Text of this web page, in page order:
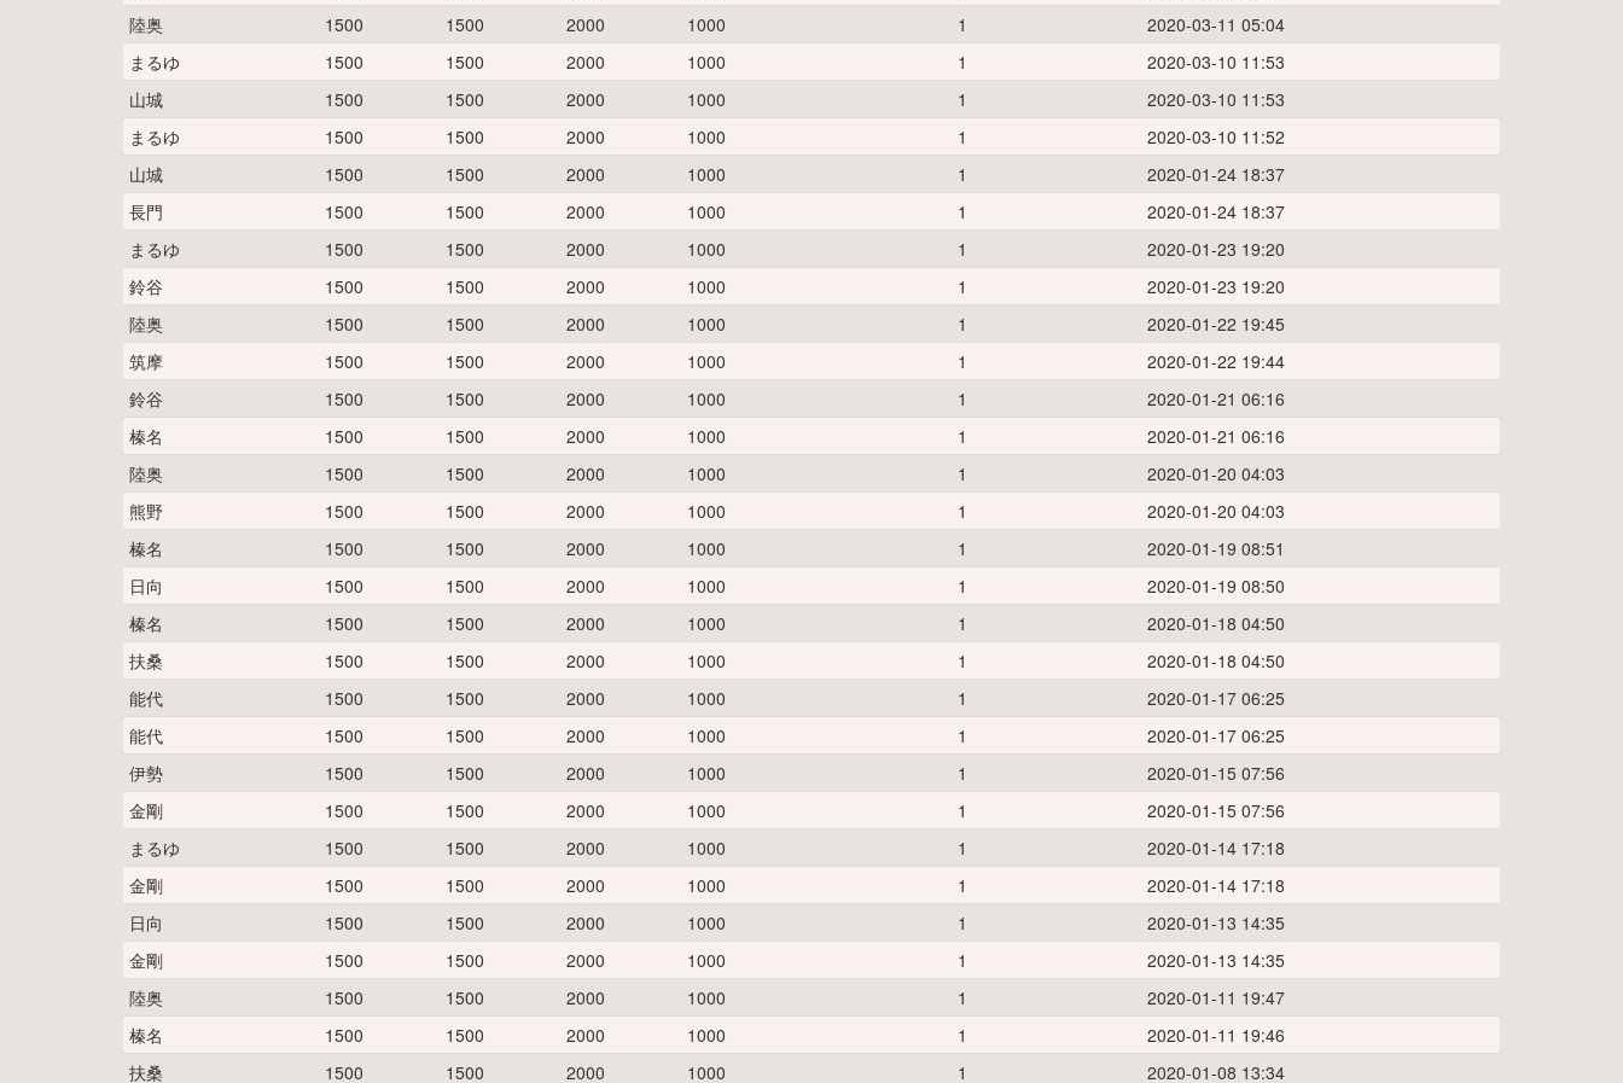
陸奥
1500 1500 2000 1000 1
2020-03-11 05:04
まるゆ
1500 1500 2000 1000 1
2020-03-10 11:53
山城
1500 1500 2000 1000 1
2020-03-10 11:53
まるゆ
1500 1500 2000 1000 1
2020-03-10 11:52
山城
1500 1500 2000 1000 1
2020-01-24 18:37
長門
1500 1500 2000 1000 1
2020-01-24 18:37
まるゆ
1500 1500 2000 1000 1
2020-01-23 19:20
鈴谷
1500 1500 2000 1000 1
2020-01-23 19:20
陸奥
1500 1500 2000 1000 1
2020-01-22 19:45
筑摩
1500 1500 2000 1000 1
2020-01-22 19:44
鈴谷
1500 1500 2000 1000 1
2020-01-21 06:16
榛名
1500 1500 2000 1000 1
2020-01-21 06:16
陸奥
1500 1500 2000 1000 1
2020-01-20 04:03
熊野
1500 1500 2000 1000 1
2020-01-20 04:03
榛名
1500 1500 2000 1000 1
2020-01-19 08:51
日向
1500 1500 2000 1000 1
2020-01-19 08:50
榛名
1500 1500 2000 1000 1
2020-01-18 04:50
扶桑
1500 1500 2000 1000 1
2020-01-18 04:50
能代
1500 1500 2000 1000 1
2020-01-17 06:25
能代
1500 1500 2000 1000 1
2020-01-17 06:25
伊勢
1500 1500 2000 1000 1
2020-01-15 07:56
金剛
1500 1500 2000 1000 1
2020-01-15 07:56
まるゆ
1500 1500 2000 1000 1
2020-01-14 17:18
金剛
1500 1500 2000 1000 1
2020-01-14 17:18
日向
1500 1500 2000 1000 1
2020-01-13 14:35
金剛
1500 1500 2000 1000 1
2020-01-13 14:35
陸奥
1500 1500 2000 1000 1
2020-01-11 19:47
榛名
1500 1500 2000 1000 1
2020-01-11 19:46
扶桑
1500 1500 2000 1000 1 2020-01-08 13:34